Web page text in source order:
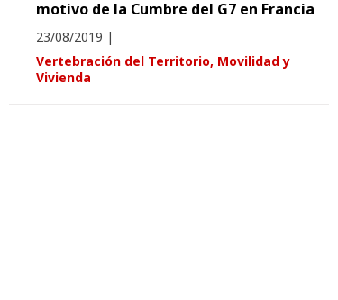
motivo de la Cumbre del G7 en Francia
23/08/2019 |
Vertebración del Territorio, Movilidad y
Vivienda